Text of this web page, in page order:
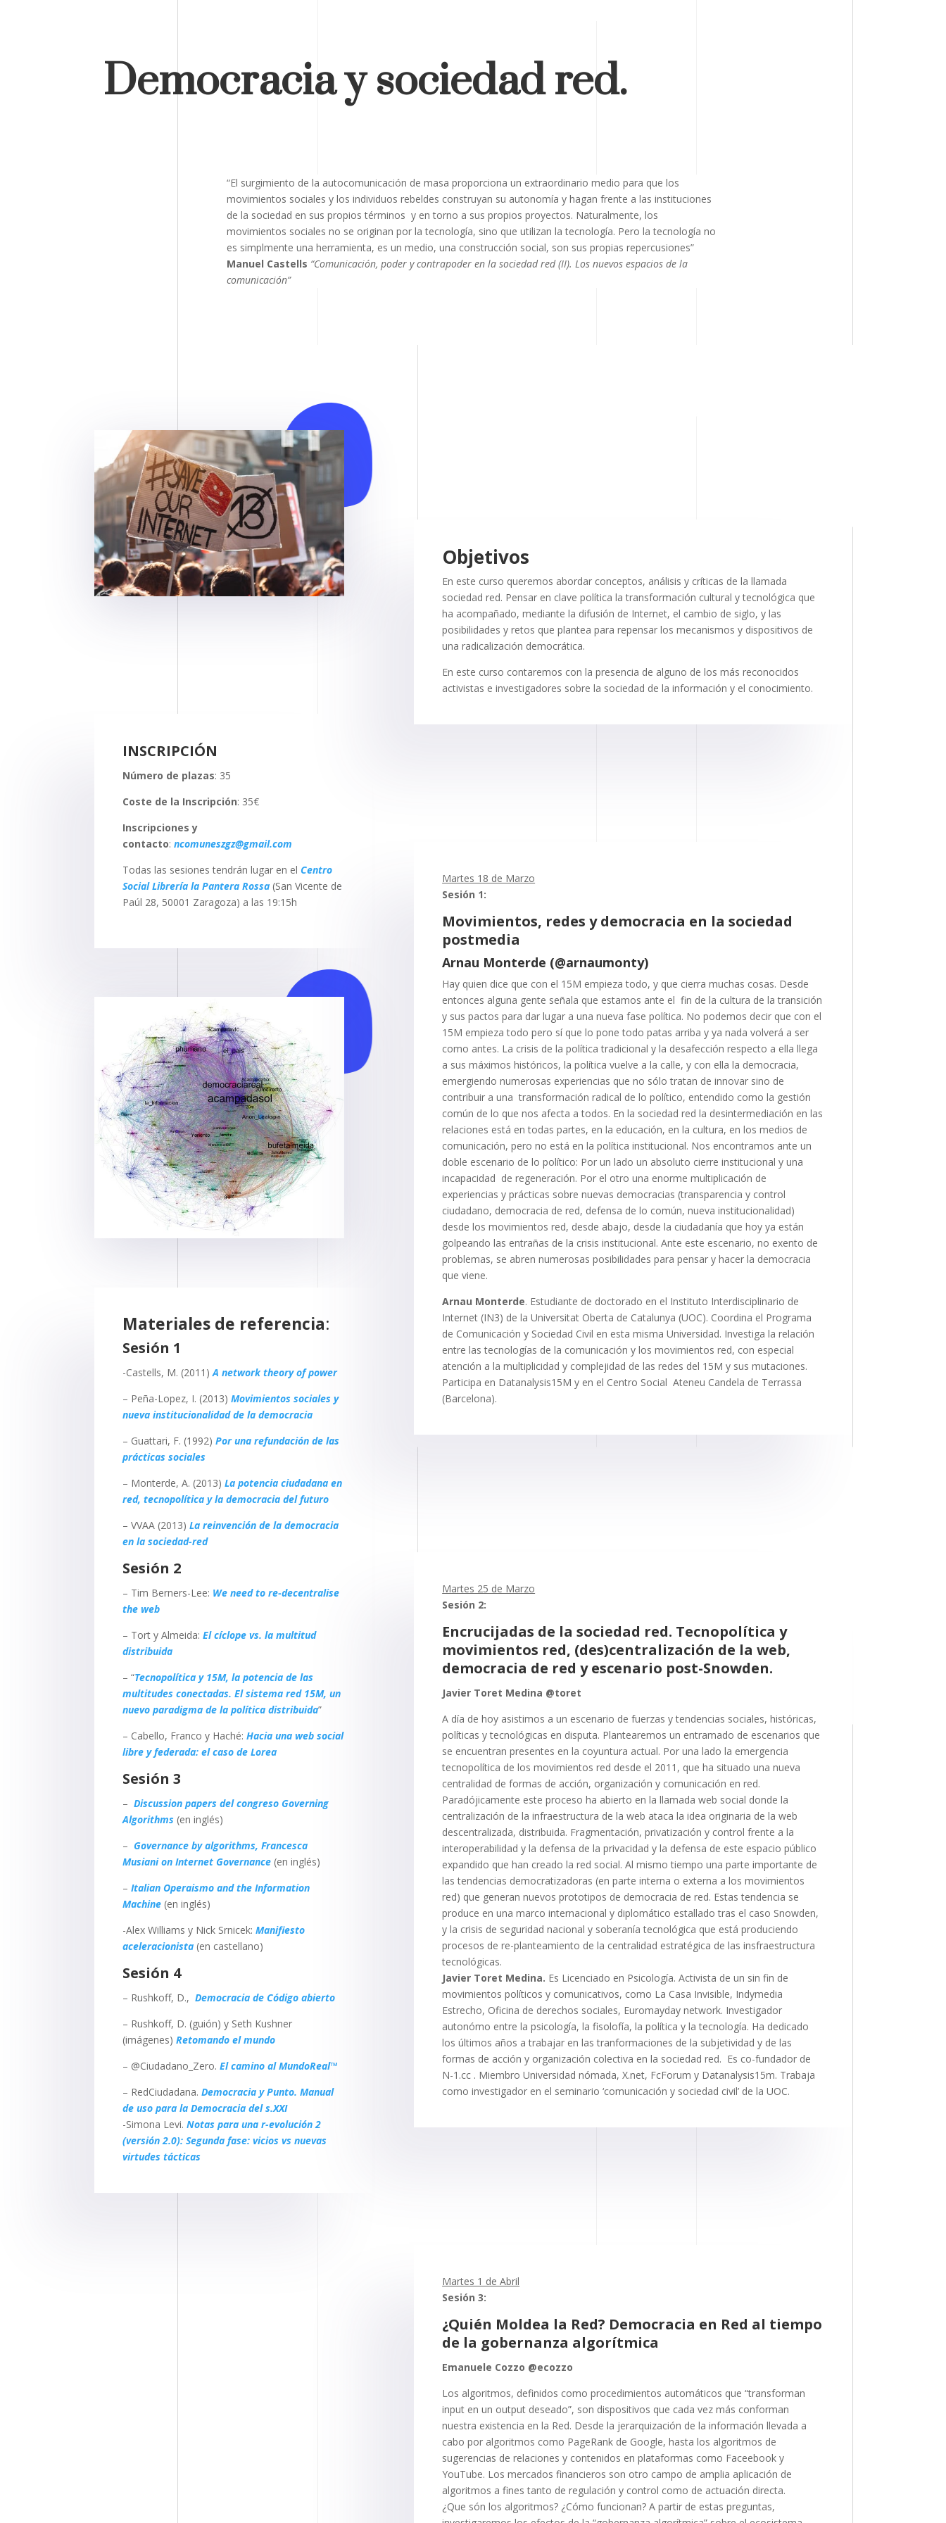
Democracia y sociedad red.
“El surgimiento de la autocomunicación de masa proporciona un extraordinario medio para que los
movimientos sociales y los individuos rebeldes construyan su autonomía y hagan frente a las instituciones
de la sociedad en sus propios términos y en torno a sus propios proyectos. Naturalmente, los
movimientos sociales no se originan por la tecnología, sino que utilizan la tecnología. Pero la tecnología no
es simplmente una herramienta, es un medio, una construcción social, son sus propias repercusiones”
Manuel Castells “Comunicación, poder y contrapoder en la sociedad red (II). Los nuevos espacios de la
comunicación”
INSCRIPCIÓN
Número de plazas: 35
Coste de la Inscripción: 35€
Inscripciones y
contacto: ncomuneszgz@gmail.com
Todas las sesiones tendrán lugar en elCentro
Social Librería la Pantera Rossa (San Vicente de
Paúl 28, 50001 Zaragoza) a las 19:15h
Materiales de referencia:
Sesión 1
-Castells, M. (2011)A network theory of power
– Peña-Lopez, I. (2013) Movimientos sociales y
nueva institucionalidad de la democracia
– Guattari, F. (1992)Por una refundación de las
prácticas sociales
– Monterde, A. (2013) La potencia ciudadana en
red, tecnopolítica y la democracia del futuro
– VVAA (2013)La reinvención de la democracia
en la sociedad-red
Sesión 2
– Tim Berners-Lee: We need to re-decentralise
the web
– Tort y Almeida:El cíclope vs. la multitud
distribuida
– “Tecnopolítica y 15M, la potencia de las
multitudes conectadas. El sistema red 15M, un
nuevo paradigma de la política distribuida”
– Cabello, Franco y Haché:Hacia una web social
libre y federada: el caso de Lorea
Sesión 3
–Discussion papers del congreso Governing
Algorithms (en inglés)
– Governance by algorithms, Francesca
Musiani on Internet Governance (en inglés)
–Italian Operaismo and the Information
Machine (en inglés)
-Alex Williams y Nick Srnicek:Manifiesto
aceleracionista (en castellano)
Sesión 4
– Rushkoff, D.,Democracia de Código abierto
– Rushkoff, D. (guión) y Seth Kushner
(imágenes)Retomando el mundo
– @Ciudadano_Zero.El camino al MundoReal™
– RedCiudadana. Democracia y Punto. Manual
de uso para la Democracia del s.XXI
-Simona Levi.Notas para una r-evolución 2
(versión 2.0): Segunda fase: vicios vs nuevas
virtudes tácticas
Objetivos
En este curso queremos abordar conceptos, análisis y críticas de la llamada
sociedad red. Pensar en clave política la transformación cultural y tecnológica que
ha acompañado, mediante la difusión de Internet, el cambio de siglo, y las
posibilidades y retos que plantea para repensar los mecanismos y dispositivos de
una radicalización democrática.
En este curso contaremos con la presencia de alguno de los más reconocidos
activistas e investigadores sobre la sociedad de la información y el conocimiento.
Martes 18 de Marzo
Sesión 1:
Movimientos, redes y democracia en la sociedad
postmedia
Arnau Monterde (@arnaumonty)
Hay quien dice que con el 15M empieza todo, y que cierra muchas cosas. Desde
entonces alguna gente señala que estamos ante el fin de la cultura de la transición
y sus pactos para dar lugar a una nueva fase política. No podemos decir que con el
15M empieza todo pero sí que lo pone todo patas arriba y ya nada volverá a ser
como antes. La crisis de la política tradicional y la desafección respecto a ella llega
a sus máximos históricos, la política vuelve a la calle, y con ella la democracia,
emergiendo numerosas experiencias que no sólo tratan de innovar sino de
contribuir a una transformación radical de lo político, entendido como la gestión
común de lo que nos afecta a todos. En la sociedad red la desintermediación en las
relaciones está en todas partes, en la educación, en la cultura, en los medios de
comunicación, pero no está en la política institucional. Nos encontramos ante un
doble escenario de lo político: Por un lado un absoluto cierre institucional y una
incapacidad de regeneración. Por el otro una enorme multiplicación de
experiencias y prácticas sobre nuevas democracias (transparencia y control
ciudadano, democracia de red, defensa de lo común, nueva institucionalidad)
desde los movimientos red, desde abajo, desde la ciudadanía que hoy ya están
golpeando las entrañas de la crisis institucional. Ante este escenario, no exento de
problemas, se abren numerosas posibilidades para pensar y hacer la democracia
que viene.
Arnau Monterde. Estudiante de doctorado en el Instituto Interdisciplinario de
Internet (IN3) de la Universitat Oberta de Catalunya (UOC). Coordina el Programa
de Comunicación y Sociedad Civil en esta misma Universidad. Investiga la relación
entre las tecnologías de la comunicación y los movimientos red, con especial
atención a la multiplicidad y complejidad de las redes del 15M y sus mutaciones.
Participa en Datanalysis15M y en el Centro Social Ateneu Candela de Terrassa
(Barcelona).
Martes 25 de Marzo
Sesión 2:
Encrucijadas de la sociedad red. Tecnopolítica y
movimientos red, (des)centralización de la web,
democracia de red y escenario post-Snowden.
Javier Toret Medina @toret
A día de hoy asistimos a un escenario de fuerzas y tendencias sociales, históricas,
políticas y tecnológicas en disputa. Plantearemos un entramado de escenarios que
se encuentran presentes en la coyuntura actual. Por una lado la emergencia
tecnopolítica de los movimientos red desde el 2011, que ha situado una nueva
centralidad de formas de acción, organización y comunicación en red.
Paradójicamente este proceso ha abierto en la llamada web social donde la
centralización de la infraestructura de la web ataca la idea originaria de la web
descentralizada, distribuida. Fragmentación, privatización y control frente a la
interoperabilidad y la defensa de la privacidad y la defensa de este espacio público
expandido que han creado la red social. Al mismo tiempo una parte importante de
las tendencias democratizadoras (en parte interna o externa a los movimientos
red) que generan nuevos prototipos de democracia de red. Estas tendencia se
produce en una marco internacional y diplomático estallado tras el caso Snowden,
y la crisis de seguridad nacional y soberanía tecnológica que está produciendo
procesos de re-planteamiento de la centralidad estratégica de las insfraestructura
tecnológicas.
Javier Toret Medina. Es Licenciado en Psicología. Activista de un sin fin de
movimientos políticos y comunicativos, como La Casa Invisible, Indymedia
Estrecho, Oficina de derechos sociales, Euromayday network. Investigador
autonómo entre la psicología, la fisolofía, la política y la tecnología. Ha dedicado
los últimos años a trabajar en las tranformaciones de la subjetividad y de las
formas de acción y organización colectiva en la sociedad red. Es co-fundador de
N-1.cc . Miembro Universidad nómada, X.net, FcForum y Datanalysis15m. Trabaja
como investigador en el seminario ‘comunicación y sociedad civil’ de la UOC.
Martes 1 de Abril
Sesión 3:
¿Quién Moldea la Red? Democracia en Red al tiempo
de la gobernanza algorítmica
Emanuele Cozzo @ecozzo
Los algoritmos, definidos como procedimientos automáticos que “transforman
input en un output deseado”, son dispositivos que cada vez más conforman
nuestra existencia en la Red. Desde la jerarquización de la información llevada a
cabo por algoritmos como PageRank de Google, hasta los algoritmos de
sugerencias de relaciones y contenidos en plataformas como Faceebook y
YouTube. Los mercados financieros son otro campo de amplia aplicación de
algoritmos a fines tanto de regulación y control como de actuación directa.
¿Que són los algoritmos? ¿Cómo funcionan? A partir de estas preguntas,